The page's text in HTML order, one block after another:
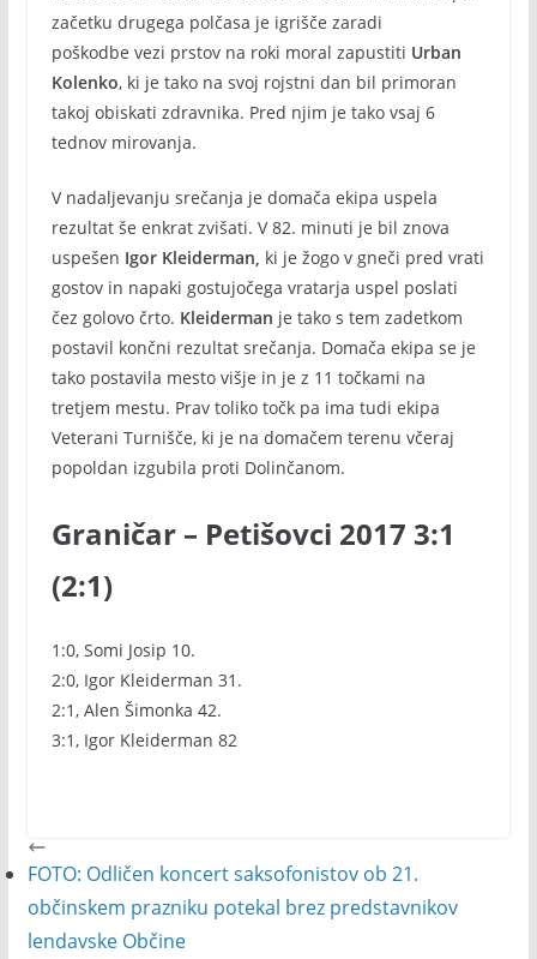
začetku drugega polčasa je igrišče zaradi
poškodbe vezi prstov na roki moral zapustiti Urban
Kolenko, ki je tako na svoj rojstni dan bil primoran
takoj obiskati zdravnika. Pred njim je tako vsaj 6
tednov mirovanja.
V nadaljevanju srečanja je domača ekipa uspela
rezultat še enkrat zvišati. V 82. minuti je bil znova
uspešen Igor Kleiderman, ki je žogo v gneči pred vrati
gostov in napaki gostujočega vratarja uspel poslati
čez golovo črto. Kleiderman je tako s tem zadetkom
postavil končni rezultat srečanja. Domača ekipa se je
tako postavila mesto višje in je z 11 točkami na
tretjem mestu. Prav toliko točk pa ima tudi ekipa
Veterani Turnišče, ki je na domačem terenu včeraj
popoldan izgubila proti Dolinčanom.
Graničar – Petišovci 2017 3:1
(2:1)
1:0, Somi Josip 10.
2:0, Igor Kleiderman 31.
2:1, Alen Šimonka 42.
3:1, Igor Kleiderman 82
FOTO: Odličen koncert saksofonistov ob 21.
občinskem prazniku potekal brez predstavnikov
lendavske Občine